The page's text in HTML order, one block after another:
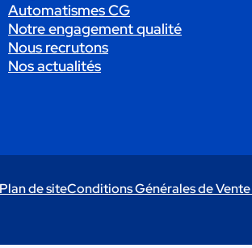
Automatismes CG
Notre engagement qualité
Nous recrutons
Nos actualités
Plan de siteConditions Générales de